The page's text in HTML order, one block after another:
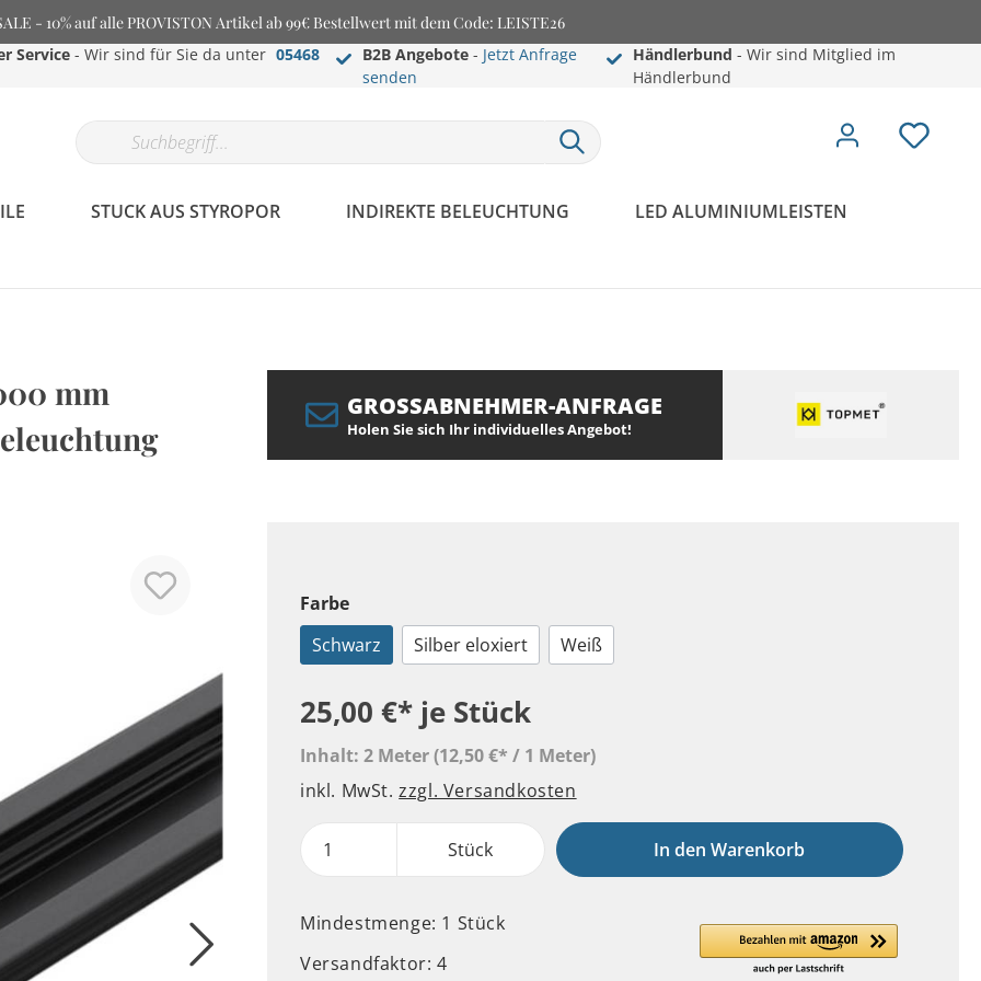
- 10% auf alle PROVISTON Artikel ab 99€ Bestellwert mit dem Code: LEISTE26
Service - Wir sind für Sie da unter 05468
B2B Angebote- Jetzt Anfrage
senden
Händlerbund - Wir sind Mitglied im
Händlerbund
STUCK AUS STYROPOR INDIREKTE BELEUCHTUNG LED ALUMINIUMLEISTEN
mm
GROSSABNEHMER-ANFRAGE
Holen Sie sich Ihr individuelles Angebot!
Farbe
Schwarz
Silber eloxiert Weiß
25,00 €* je Stück
Inhalt: 2 Meter(12,50 €* / 1 Meter)
inkl. MwSt.zzgl. Versandkosten
Stück In den Warenkorb
Mindestmenge: 1 Stück
Versandfaktor: 4